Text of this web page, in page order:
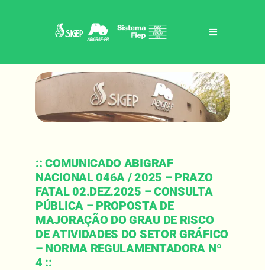
Toggle
Home
Eventos
Notícias
Contato
:: COMUNICADO ABIGRAF
NACIONAL 046A / 2025 – PRAZO
FATAL 02.DEZ.2025 – CONSULTA
PÚBLICA – PROPOSTA DE
MAJORAÇÃO DO GRAU DE RISCO
DE ATIVIDADES DO SETOR GRÁFICO
– NORMA REGULAMENTADORA Nº
4 ::